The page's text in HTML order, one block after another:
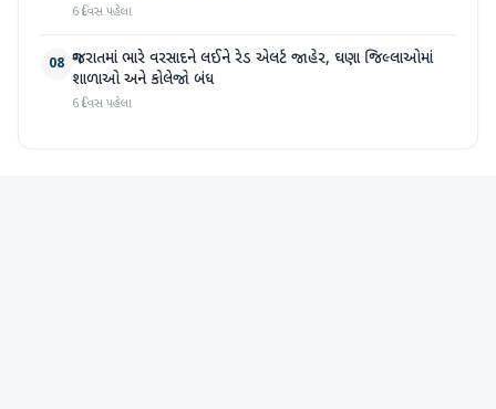
6 દિવસ પહેલા
08 ગુજરાતમાં ભારે વરસાદને લઈને રેડ એલર્ટ જાહેર, ઘણા જિલ્લાઓમાં
શાળાઓ અને કોલેજો બંધ
6 દિવસ પહેલા